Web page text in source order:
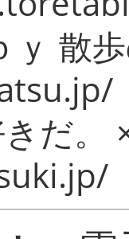
ｙ 散
だ。